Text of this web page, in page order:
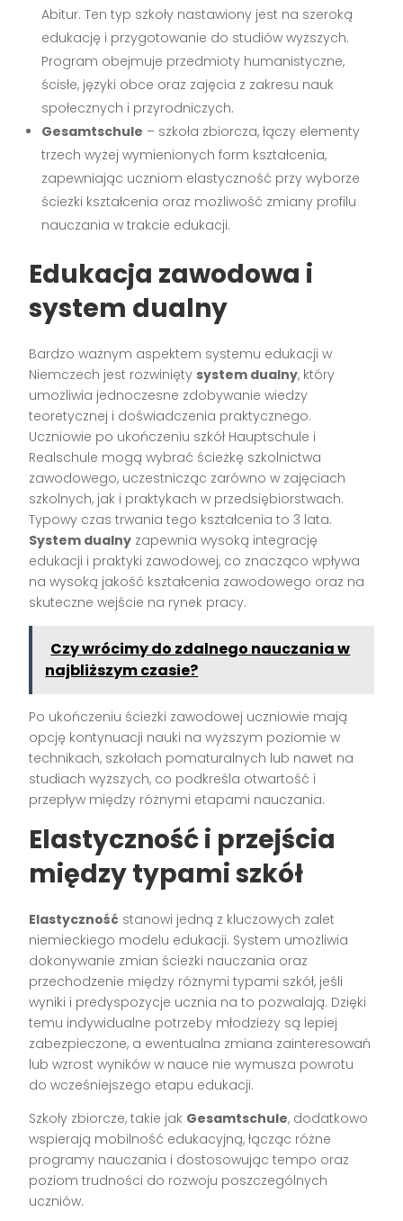
Abitur. Ten typ szkoły nastawiony jest na szeroką
edukację i przygotowanie do studiów wyższych.
Program obejmuje przedmioty humanistyczne,
ścisłe, języki obce oraz zajęcia z zakresu nauk
społecznych i przyrodniczych.
Gesamtschule – szkoła zbiorcza, łączy elementy
trzech wyżej wymienionych form kształcenia,
zapewniając uczniom elastyczność przy wyborze
ścieżki kształcenia oraz możliwość zmiany profilu
nauczania w trakcie edukacji.
Edukacja zawodowa i
system dualny
Bardzo ważnym aspektem systemu edukacji w
Niemczech jest rozwinięty system dualny, który
umożliwia jednoczesne zdobywanie wiedzy
teoretycznej i doświadczenia praktycznego.
Uczniowie po ukończeniu szkół Hauptschule i
Realschule mogą wybrać ścieżkę szkolnictwa
zawodowego, uczestnicząc zarówno w zajęciach
szkolnych, jak i praktykach w przedsiębiorstwach.
Typowy czas trwania tego kształcenia to 3 lata.
System dualny zapewnia wysoką integrację
edukacji i praktyki zawodowej, co znacząco wpływa
na wysoką jakość kształcenia zawodowego oraz na
skuteczne wejście na rynek pracy.
Czy wrócimy do zdalnego nauczania w
najbliższym czasie?
Po ukończeniu ścieżki zawodowej uczniowie mają
opcję kontynuacji nauki na wyższym poziomie w
technikach, szkołach pomaturalnych lub nawet na
studiach wyższych, co podkreśla otwartość i
przepływ między różnymi etapami nauczania.
Elastyczność i przejścia
między typami szkół
Elastyczność stanowi jedną z kluczowych zalet
niemieckiego modelu edukacji. System umożliwia
dokonywanie zmian ścieżki nauczania oraz
przechodzenie między różnymi typami szkół, jeśli
wyniki i predyspozycje ucznia na to pozwalają. Dzięki
temu indywidualne potrzeby młodzieży są lepiej
zabezpieczone, a ewentualna zmiana zainteresowań
lub wzrost wyników w nauce nie wymusza powrotu
do wcześniejszego etapu edukacji.
Szkoły zbiorcze, takie jak Gesamtschule, dodatkowo
wspierają mobilność edukacyjną, łącząc różne
programy nauczania i dostosowując tempo oraz
poziom trudności do rozwoju poszczególnych
uczniów.